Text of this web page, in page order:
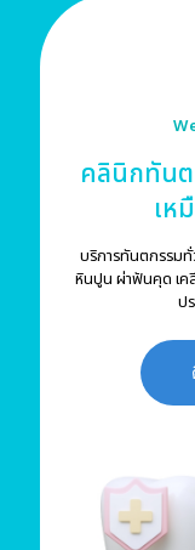
คลินิกทัน
เห
บริการทันตกรรม
หินปูน ผ่าฟันคุด เค
ป